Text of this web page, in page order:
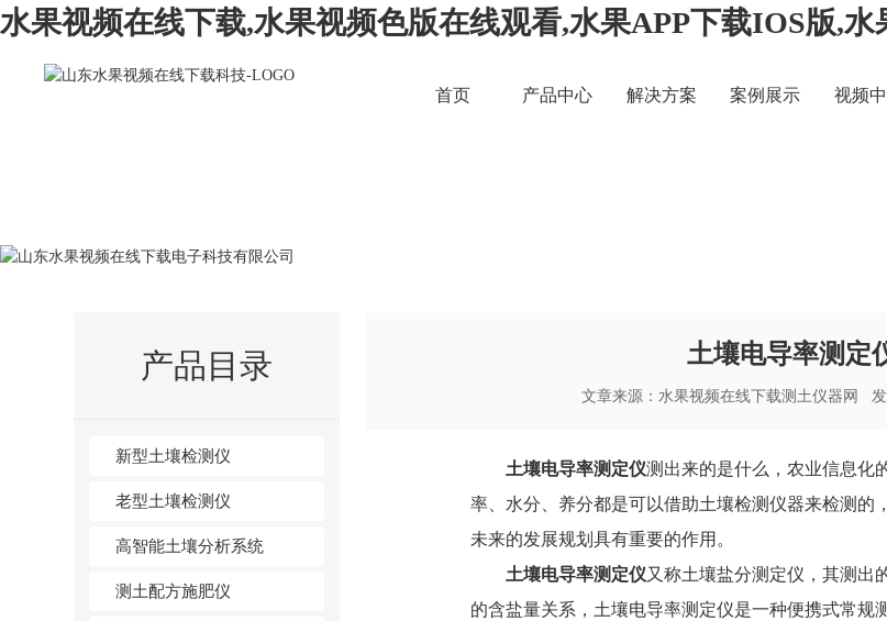
水果视频在线下载,水果视频色版在线观看,水果APP下载IOS版,
首页 产品中心 解决方案 案例展示 视频
产品目录
新型土壤检测仪
老型土壤检测仪
高智能土壤分析系统
测土配方施肥仪
土壤电导率测定
文章来源： 水果视频在线下载测土仪器网 发
土壤电导率测定仪测出来的是什么，农业信息化
率、水分、养分都是可以借助土壤检测仪器来检测
未来的发展规划具有重要的作用。
土壤电导率测定仪又称土壤盐分测定仪，其测出
的含盐量关系，土壤电导率测定仪是一种便携式常规